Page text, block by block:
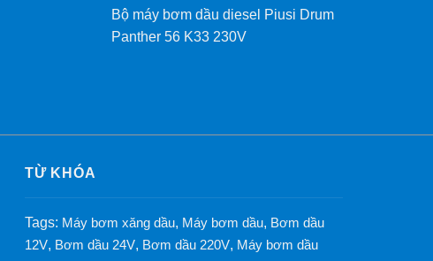
Bộ máy bơm dầu diesel Piusi Drum
Panther 56 K33 230V
TỪ KHÓA
Tags: Máy bơm xăng dầu, Máy bơm dầu, Bơm dầu
12V, Bơm dầu 24V, Bơm dầu 220V, Máy bơm dầu